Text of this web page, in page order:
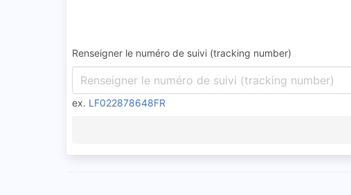
Renseigner le numéro de suivi (tracking number)
ex. LF022878648FR